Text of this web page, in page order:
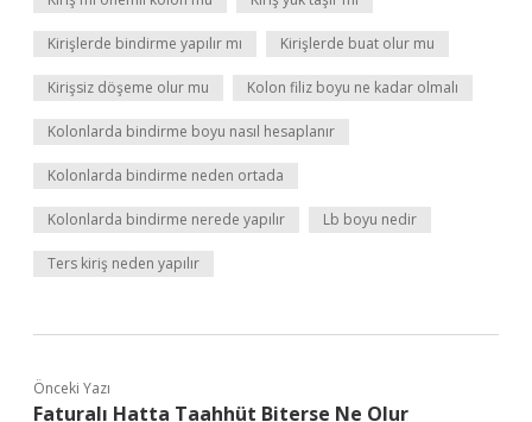
Kirişlerde bindirme yapılır mı Kirişlerde buat olur mu
Kirişsiz döşeme olur mu Kolon filiz boyu ne kadar olmalı
Kolonlarda bindirme boyu nasıl hesaplanır
Kolonlarda bindirme neden ortada
Kolonlarda bindirme nerede yapılır Lb boyu nedir
Ters kiriş neden yapılır
Önceki Yazı
Faturalı Hatta Taahhüt Biterse Ne Olur